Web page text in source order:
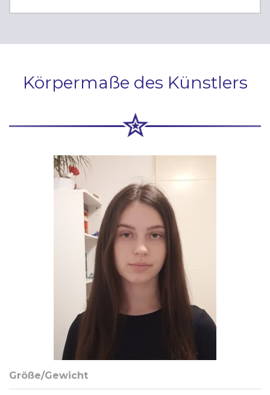
Körpermaße des Künstlers
Größe/Gewicht